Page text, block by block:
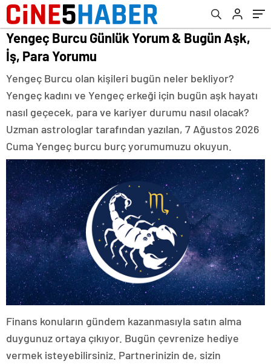
Yengeç Burcu Günlük Yorum & Bugün Aşk,
İş, Para Yorumu
Yengeç Burcu olan kişileri bugün neler bekliyor?
Yengeç kadını ve Yengeç erkeği için bugün aşk hayatı
nasıl geçecek, para ve kariyer durumu nasıl olacak?
Uzman astrologlar tarafından yazılan, 7 Ağustos 2026
Cuma Yengeç burcu burç yorumumuzu okuyun.
Finans konuların gündem kazanmasıyla satın alma
duygunuz ortaya çıkıyor. Bugün çevrenize hediye
vermek isteyebilirsiniz. Partnerinizin de, sizin